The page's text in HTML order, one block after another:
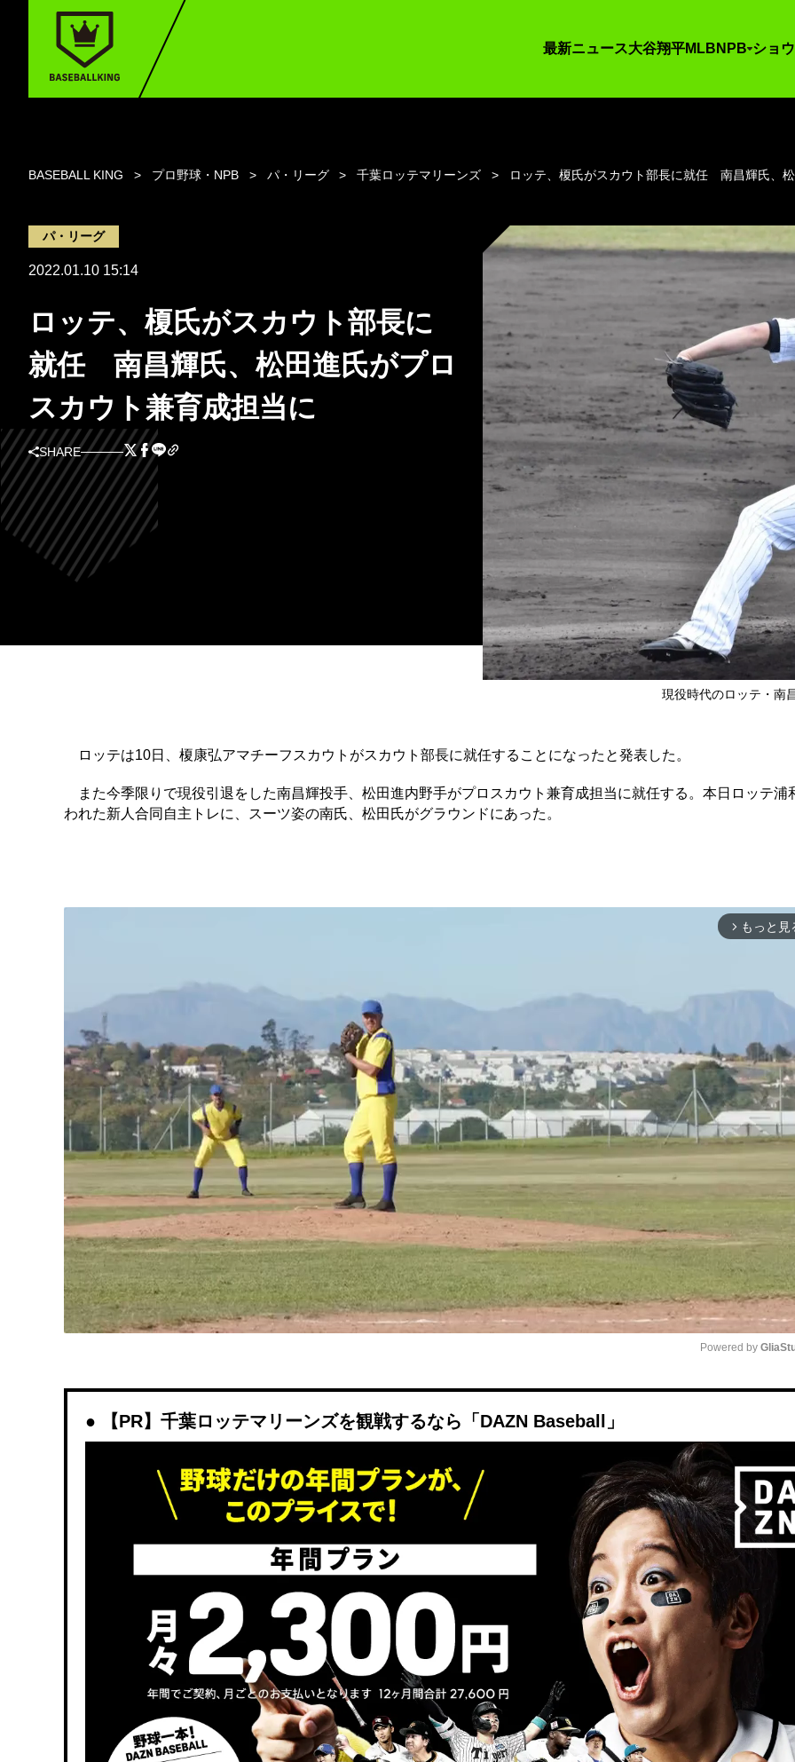
最新ニュース大谷翔平MLB NPB ショ
BASEBALL KING プロ野球・NPB パ・リーグ 千葉ロッテマリーンズ ロッテ、榎氏がスカウト部長に就任 南昌輝氏、
パ・リーグ
2022.01.10 15:14
ロッテ、榎氏がスカウト部長に
就任 南昌輝氏、松田進氏がプロ
スカウト兼育成担当に
SHARE
現役時代のロッテ・南
ロッテは10日、榎康弘アマチーフスカウトがスカウト部長に就任することになったと発表した。
また今季限りで現役引退をした南昌輝投手、松田進内野手がプロスカウト兼育成担当に就任する。本日ロッテ浦
われた新人合同自主トレに、スーツ姿の南氏、松田氏がグラウンドにあった。
arrow_forward_ios もっと見
Powered by
【PR】千葉ロッテマリーンズを観戦するなら「DAZN Baseball」